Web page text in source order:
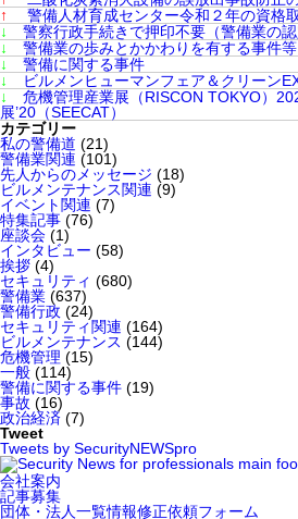
↑
警備人材育成センター令和２年の資格
↓
警察行政手続きで押印不要（警備業の認
↓
警備業の歩みとかかわりを有する事件等
↓
警備に関する事件
↓
ビルメンヒューマンフェア＆クリーン
↓
危機管理産業展（RISCON TOKYO）
展’20（SEECAT）
カテゴリー
私の警備道 (21)
警備業関連 (101)
先人からのメッセージ (18)
ビルメンテナンス関連 (9)
イベント関連 (7)
特集記事 (76)
座談会 (1)
インタビュー (58)
挨拶 (4)
セキュリティ (680)
警備業 (637)
警備行政 (24)
セキュリティ関連 (164)
ビルメンテナンス (144)
危機管理 (15)
一般 (114)
警備に関する事件 (19)
事故 (16)
政治経済 (7)
Tweet
Tweets by SecurityNEWSpro
会社案内
記事募集
団体・法人一覧情報修正依頼フォーム